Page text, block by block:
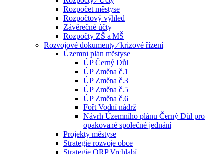
Rozpočet městyse
Rozpočtový výhled
Závěrečné účty
Rozpočty ZŠ a MŠ
Rozvojové dokumenty ⁄ krizové řízení
Územní plán městyse
ÚP Černý Důl
ÚP Změna č.1
ÚP Změna č.3
ÚP Změna č.5
ÚP Změna č.6
Fořt Vodní nádrž
Návrh Územního plánu Černý Důl pro
opakované společné jednání
Projekty městyse
Strategie rozvoje obce
Strategie ORP Vrchlabí